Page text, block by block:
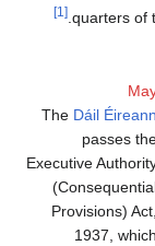
quarters of
[1]
The Dáil Éireann
passes
Executive
Provisions) Act,
1937, which